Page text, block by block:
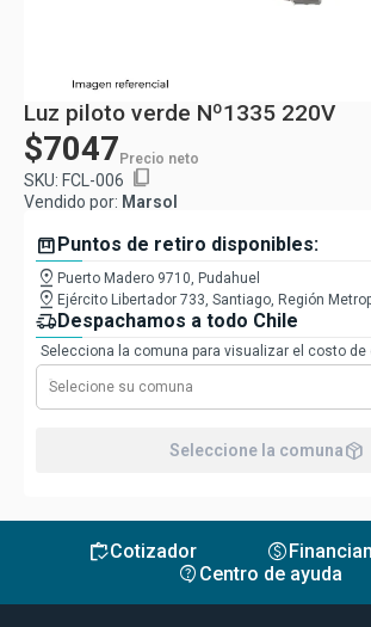
Luz piloto verde Nº1335 220V
$7047 Precio neto
SKU: FCL-006 content_copy
Vendido por: Marsol
boxPuntos de retiro disponibles:
pin_drop Puerto Madero 9710, Pudahuel
pin_drop Ejército Libertador 733, Santiago, Región
delivery_truck_speedDespachamos a todo Chile
Selecciona la comuna para visualizar el costo de
Selecione su comuna
Seleccione la comunapackage_2
inventoryCotizador monetization_on
contact_support Centro de ayuda